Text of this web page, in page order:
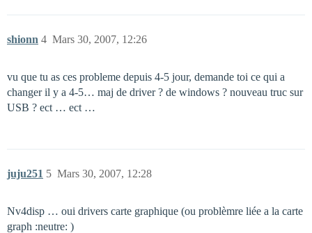
shionn Mars 30, 2007, 12:26
4
vu que tu as ces probleme depuis 4-5 jour, demande toi ce qui a
changer il y a 4-5… maj de driver ? de windows ? nouveau truc sur
USB ? ect … ect …
juju251 Mars 30, 2007, 12:28
5
Nv4disp … oui drivers carte graphique (ou problèmre liée a la carte
graph :neutre: )